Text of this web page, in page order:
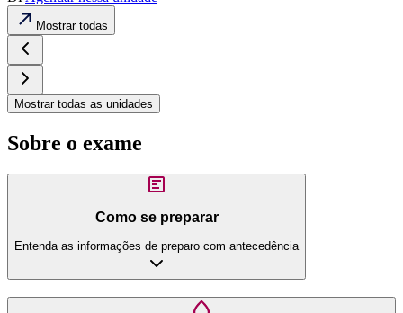
Mostrar todas
Mostrar todas as unidades
Sobre o exame
Como se preparar
Entenda as informações de preparo com antecedência